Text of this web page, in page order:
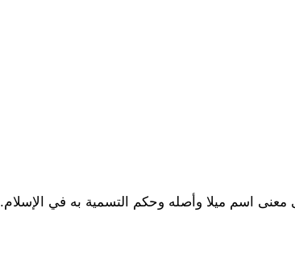
اسم ميلا وأصله وحكم التسمية به في الإسلام.